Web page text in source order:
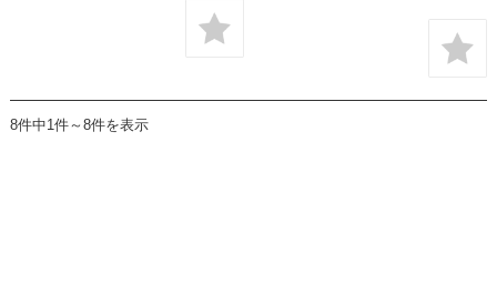
8件中1件～8件を表示